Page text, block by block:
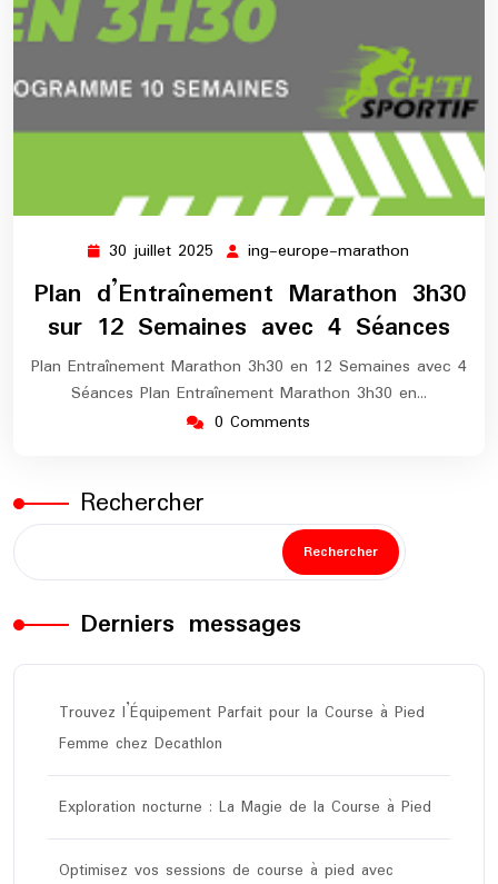
30 juillet 2025 30
2025
ing-europe-marathon
europe-
marathon
Plan d’Entraînement Marathon 3h30
sur 12 Semaines avec 4 Séances
Plan Entraînement Marathon 3h30 en 12 Semaines avec 4
Séances Plan Entraînement Marathon 3h30 en…
0 Comments
Rechercher
Rechercher
Derniers messages
Trouvez l’Équipement Parfait pour la Course à Pied
Femme chez Decathlon
Exploration nocturne : La Magie de la Course à Pied
Optimisez vos sessions de course à pied avec